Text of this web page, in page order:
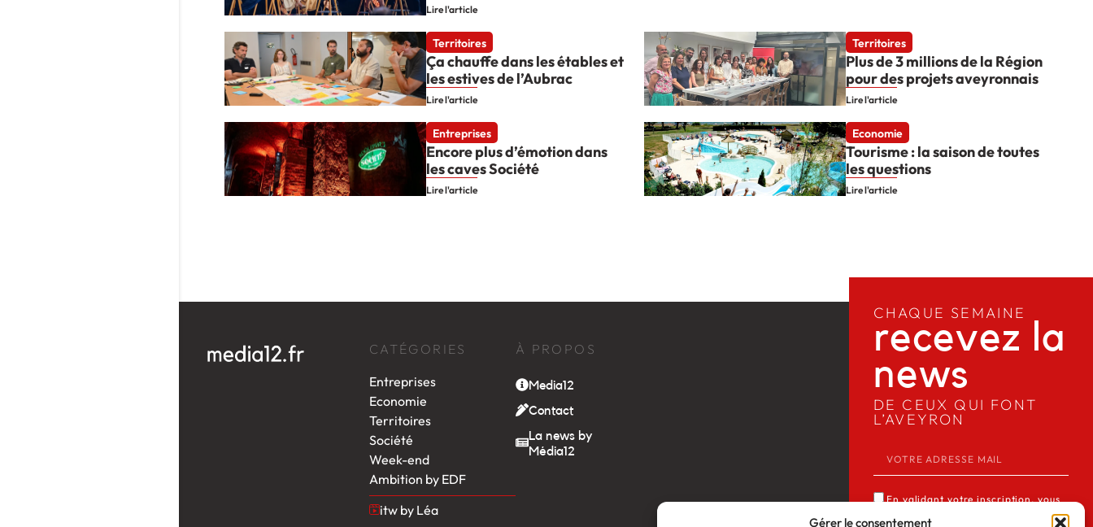
Gérer le consentement
Lire l'article
Territoires
Ça chauffe dans les étables et
les estives de l’Aubrac
Lire l'article
Territoires
Plus de 3 millions de la Région
pour des projets aveyronnais
Lire l'article
Entreprises
Encore plus d’émotion dans
les caves Société
Lire l'article
Economie
Tourisme : la saison de toutes
les questions
Lire l'article
CATÉGORIES
Entreprises
Economie
Territoires
Société
Week-end
Ambition by EDF
itw by Léa
À PROPOS
Media12
Contact
La news by
Média12
CHAQUE SEMAINE
recevez la
news​
DE CEUX QUI FONT
L’AVEYRON
En validant votre inscription, vous
acceptez que Media12 mémorise et